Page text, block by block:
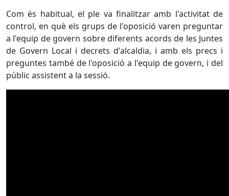
Com és habitual, el ple va finalitzar amb l'activitat de
control, en què els grups de l'oposició varen preguntar
a l'equip de govern sobre diferents acords de les Juntes
de Govern Local i decrets d'alcaldia, i amb els precs i
preguntes també de l'oposició a l'equip de govern, i del
públic assistent a la sessió.